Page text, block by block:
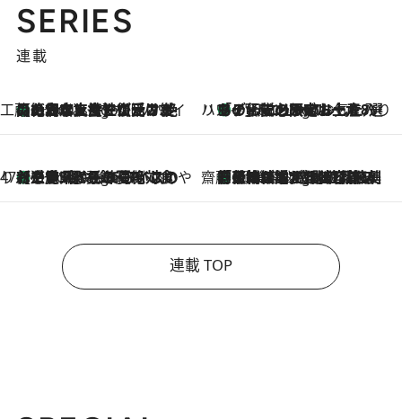
SERIES
連載
工藤まやのおもてなしハワイ
2 Hours Ago
【ハワイ土産】ローカルの絶大な支持で復活！ 絶品の幻クッキー《元ファンの日本人女性が受け継いだ名店》 ハワイ賢者 リサのお気に入りリスト2 Hours Ago
あの伝説の限定トートも！ リニューアルした「ディーン＆デルーカ ハワイ」で必須のお土産8選
47都道府県の手みやげ ひんやりスイーツで夏を満喫
2 Hours Ago
【三重県】この夏絶対食べたい 冷やしておいしいおやつ3選 お餅×アイスの新感覚スイーツ 齋藤 薫 美容脳ルネサンス
2 Hours Ago
「荷物が増えるほど旅ストレスは増す」美容ジャーナリストがたどり着いた最終結論。“化粧品を劇的に減らす”感動の凝縮美容とは
連載 TOP